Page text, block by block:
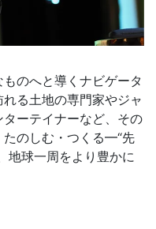
のへと導くナビゲータ
る土地の専門家やジャ
ーテイナーなど、その
たのしむ・つくる━“先
地球一周をより豊かに